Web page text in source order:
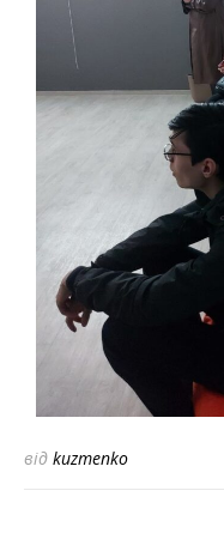
від kuzmenko